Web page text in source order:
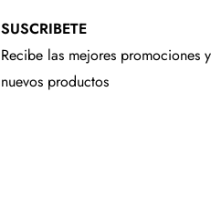
SUSCRIBETE
Recibe las mejores promociones
nuevos productos